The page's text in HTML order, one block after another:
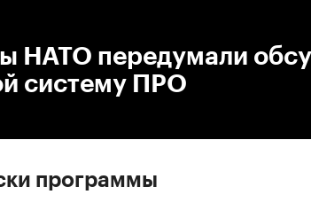
НАТО передумали
систему ПРО
программы